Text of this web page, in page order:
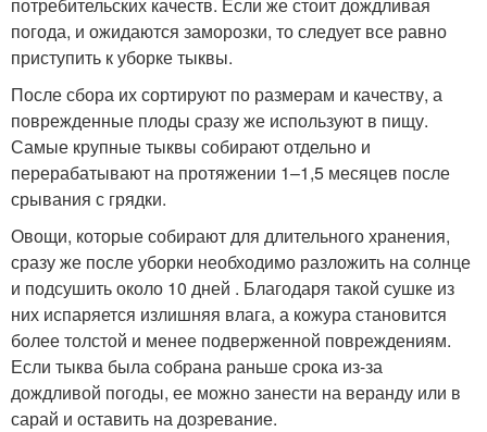
погода, и ожидаются заморозки, то следует все равно
приступить к уборке тыквы.
После сбора их сортируют по размерам и качеству, а
поврежденные плоды сразу же используют в пищу.
Самые крупные тыквы собирают отдельно и
перерабатывают на протяжении 1–1,5 месяцев после
срывания с грядки.
Овощи, которые собирают для длительного хранения,
сразу же после уборки необходимо разложить на солнце
и подсушить около 10 дней . Благодаря такой сушке из
них испаряется излишняя влага, а кожура становится
более толстой и менее подверженной повреждениям.
Если тыква была собрана раньше срока из-за
дождливой погоды, ее можно занести на веранду или в
сарай и оставить на дозревание.